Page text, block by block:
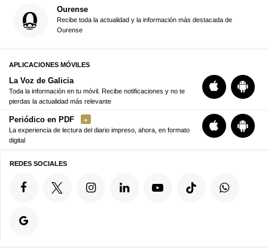
Ourense
Recibe toda la actualidad y la información más destacada de
Ourense
APLICACIONES MÓVILES
La Voz de Galicia
Toda la información en tu móvil. Recibe notificaciones y no te
pierdas la actualidad más relevante
Periódico en PDF
La experiencia de lectura del diario impreso, ahora, en formato
digital
REDES SOCIALES